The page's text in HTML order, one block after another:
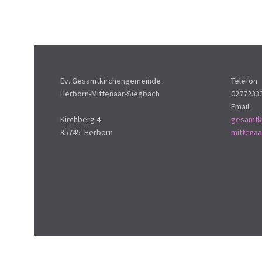
Ev. Gesamtkirchengemeinde
Herborn-Mittenaar-Siegbach
Kirchberg 4
35745 Herborn
Telefon
Email